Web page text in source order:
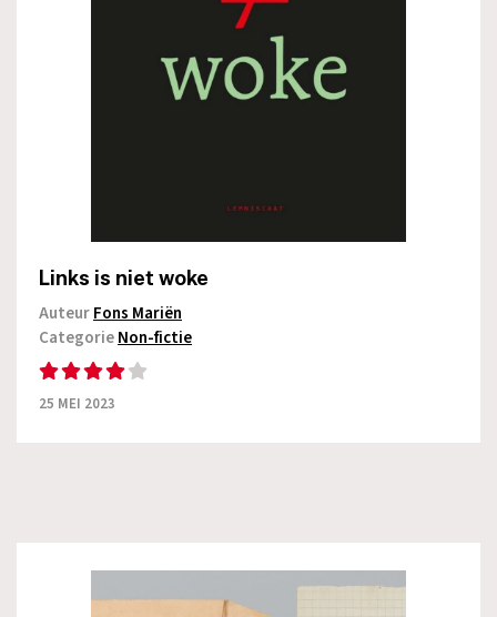
Links is niet woke
AuteurFons Mariën
CategorieNon-fictie
25 MEI 2023